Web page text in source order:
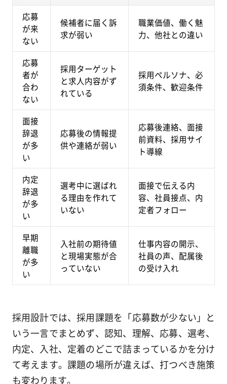
応募
が来
ない
候補者に届く訴
求が弱い
職業価値、働く魅
力、他社との違い
応募
者が
合わ
ない
採用ターゲット
と求人内容がず
れている
採用ペルソナ、必
須条件、歓迎条件
面接
辞退
が多
い
応募後の情報提
供や連絡が弱い
応募後連絡、面接
前資料、採用サイ
ト導線
内定
辞退
が多
い
選考中に選ばれ
る理由を作れて
いない
面接で伝える内
容、社員接点、内
定者フォロー
早期
離職
が多
い
入社前の期待値
と現場実態が合
っていない
仕事内容の開示、
社員の声、配属後
の受け入れ
採用設計では、採用課題を「応募数が少ない」と
いう一言でまとめず、認知、理解、応募、選考、
内定、入社、定着のどこで詰まっているかを分け
て考えます。課題の場所が違えば、打つべき施策
も変わります。